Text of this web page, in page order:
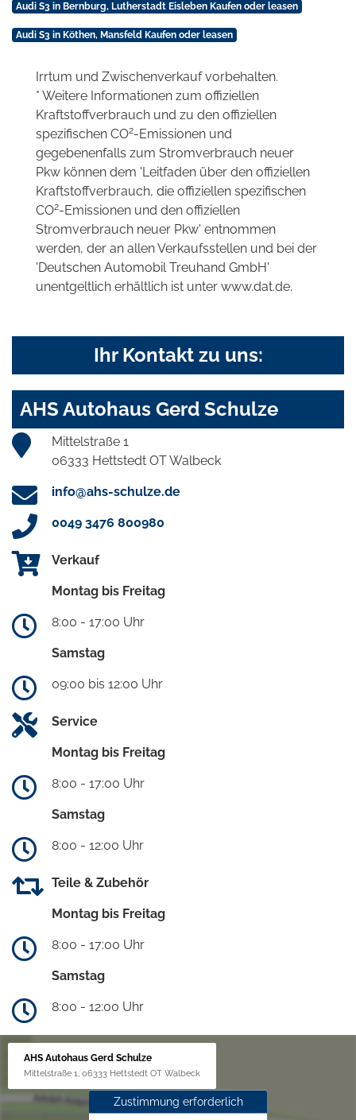
Audi S3 in Bernburg, Lutherstadt Eisleben Kaufen oder leasen
Audi S3 in Köthen, Mansfeld Kaufen oder leasen
Irrtum und Zwischenverkauf vorbehalten.
* Weitere Informationen zum offiziellen
Kraftstoffverbrauch und zu den offiziellen
spezifischen CO2-Emissionen und
gegebenenfalls zum Stromverbrauch neuer
Pkw können dem 'Leitfaden über den offiziellen
Kraftstoffverbrauch, die offiziellen spezifischen
CO2-Emissionen und den offiziellen
Stromverbrauch neuer Pkw' entnommen
werden, der an allen Verkaufsstellen und bei der
'Deutschen Automobil Treuhand GmbH'
unentgeltlich erhältlich ist unter www.dat.de.
Ihr Kontakt zu uns:
AHS Autohaus Gerd Schulze
Mittelstraße 1
06333 Hettstedt OT Walbeck
info@ahs-schulze.de
0049 3476 800980
Verkauf
Montag bis Freitag
8:00 - 17:00 Uhr
Samstag
09:00 bis 12:00 Uhr
Service
Montag bis Freitag
8:00 - 17:00 Uhr
Samstag
8:00 - 12:00 Uhr
Teile & Zubehör
Montag bis Freitag
8:00 - 17:00 Uhr
Samstag
8:00 - 12:00 Uhr
AHS Autohaus Gerd Schulze
Mittelstraße 1, 06333 Hettstedt OT Walbeck
Zustimmung erforderlich